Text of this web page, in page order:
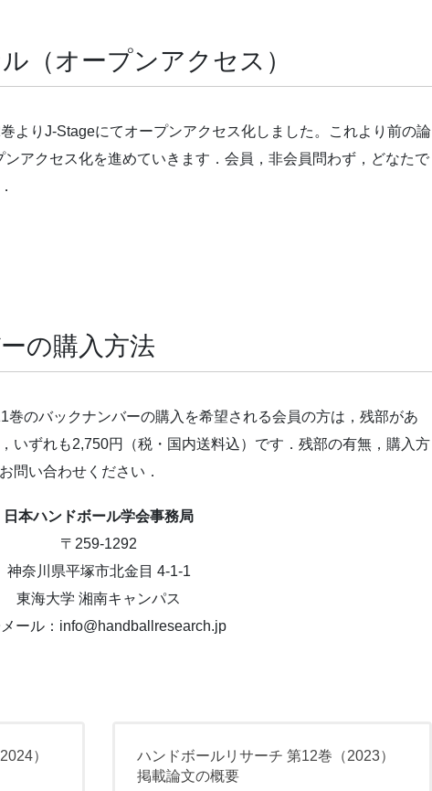
（オープンアクセス）
よりJ-Stageにてオープンアクセス化しました。これより前の論
アクセス化を進めていきます．会員，非会員問わず，どなたで
の購入方法
巻のバックナンバーの購入を希望される会員の方は，残部があ
いずれも2,750円（税・国内送料込）です．残部の有無，購入方
問い合わせください．
日本ハンドボール学会事務局
〒259-1292
神奈川県平塚市北金目 4-1-1
東海大学 湘南キャンパス
ール：info@handballresearch.jp
）
ハンドボールリサーチ 第12巻（2023）
掲載論文の概要